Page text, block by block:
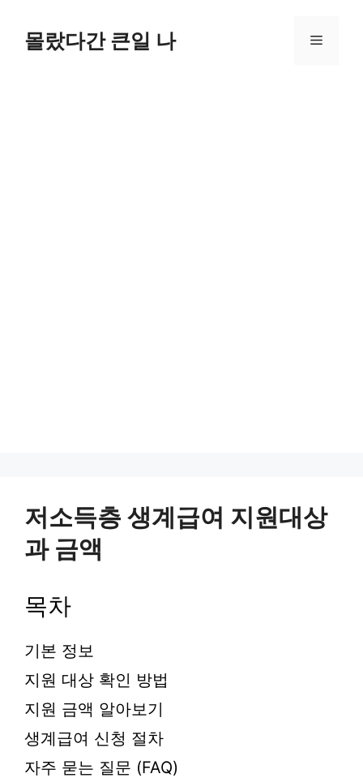
몰랐다간 큰일 나 메
저소득층 생계급여 지원대상
과 금액
목차
기본 정보
지원 대상 확인 방법
지원 금액 알아보기
생계급여 신청 절차
자주 묻는 질문 (FAQ)